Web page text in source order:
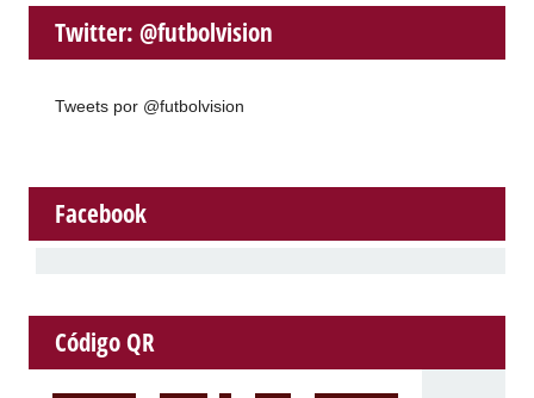
Twitter: @futbolvision
Tweets por @futbolvision
Facebook
Código QR